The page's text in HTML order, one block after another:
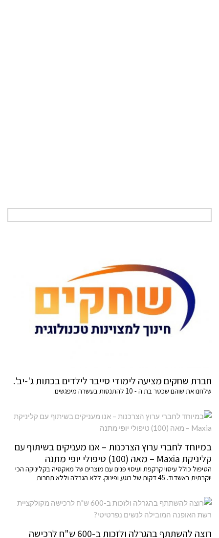
חברת שחקים מציעה לימודי סייבר לילדים בכתות ג'-יב'.
שלחנו את שוהם שכטר בת ה - 10 להתנסות בעשרה מיפגשים.
במיוחד לחברי ערוץ הצרכנות – אנו מעניקים בשיתוף עם
קליניקת Maxia – מאה (100) טיפולי יופי מתנה
הטיפול כולל עיסוי קרקפת ועיסוי פנים עם מוצרים של מאקסיה בקליניקה הכי
יוקרתית באשדוד. 45 דקות של רוגע ופינוק. ללא הגרלה וללא תחרות
רוצה להשתתף בהגרלה ולזכות ב-600 ש"ח לרכישה